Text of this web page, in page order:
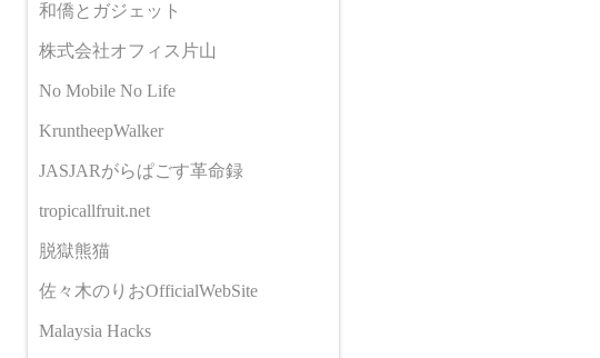
和僑とガジェット
株式会社オフィス片山
No Mobile No Life
KruntheepWalker
JASJARがらぱごす革命録
tropicallfruit.net
脱獄熊猫
佐々木のりおOfficialWebSite
Malaysia Hacks